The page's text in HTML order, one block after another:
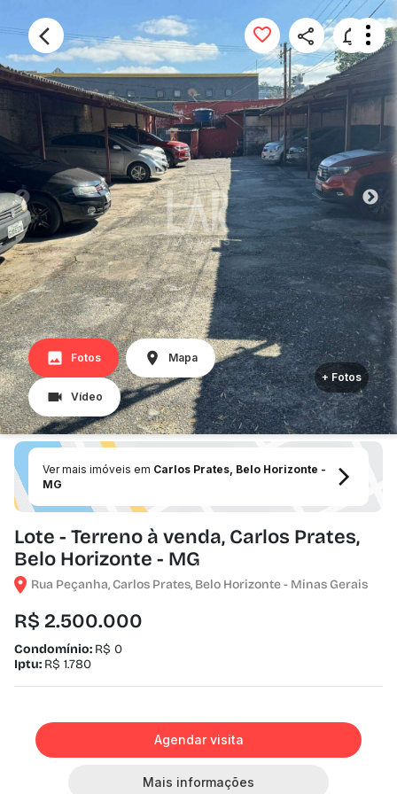
Fotos Mapa
Vídeo
+ Fotos
Ver mais imóveis em Carlos Prates, Belo Horizonte -
MG
Lote - Terreno à venda, Carlos Prates,
Belo Horizonte - MG
Rua Peçanha, Carlos Prates, Belo Horizonte - Minas Gerais
R$ 2.500.000
Condomínio: R$ 0
Iptu: R$ 1.780
Agendar visita
Mais informações